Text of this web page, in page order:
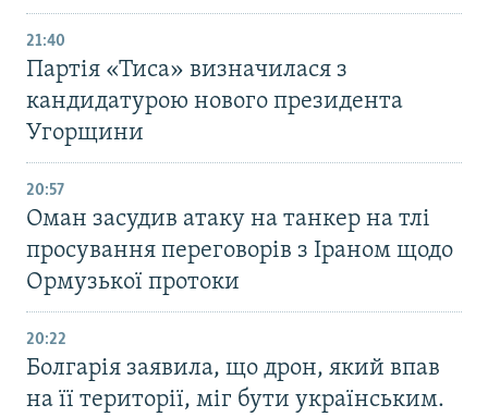
21:40
Партія «Тиса» визначилася з
кандидатурою нового президента
Угорщини
20:57
Оман засудив атаку на танкер на тлі
просування переговорів з Іраном щодо
Ормузької протоки
20:22
Болгарія заявила, що дрон, який впав
на її території, міг бути українським.